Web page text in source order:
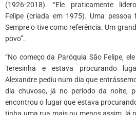
(1926-2018). “Ele praticamente
Felipe (criada em 1975). Uma pessoa
Sempre o tive como referência. Um
povo”.
“No começo da Paróquia São Felipe,
Teresinha e estava procurando
Alexandre pediu num dia que
dia chuvoso, já no período da noite,
encontrou o lugar que estava